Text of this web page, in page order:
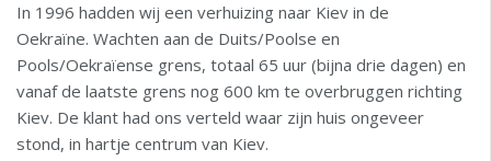
In 1996 hadden wij een verhuizing naar Kiev in de
Oekraïne. Wachten aan de Duits/Poolse en
Pools/Oekraïense grens, totaal 65 uur (bijna drie dagen) en
vanaf de laatste grens nog 600 km te overbruggen richting
Kiev. De klant had ons verteld waar zijn huis ongeveer
stond, in hartje centrum van Kiev.